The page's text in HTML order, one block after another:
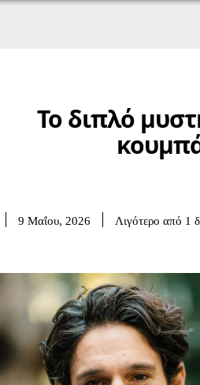
Το διπλό
9 Μαΐου, 2026 Λιγότερο από 1